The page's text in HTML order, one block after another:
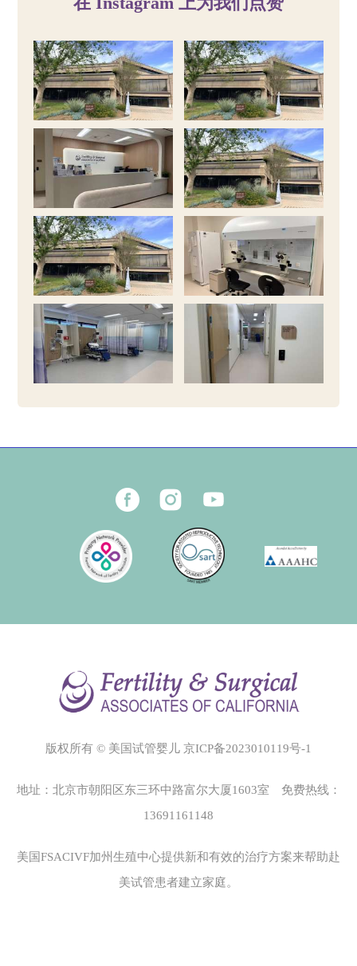
版权所有 © 美国试管婴儿 京ICP备2023010119号-1
地址：北京市朝阳区东三环中路富尔大厦1603室 免费热线：
13691161148
美国FSACIVF加州生殖中心提供新和有效的治疗方案来帮助赴
美试管患者建立家庭。